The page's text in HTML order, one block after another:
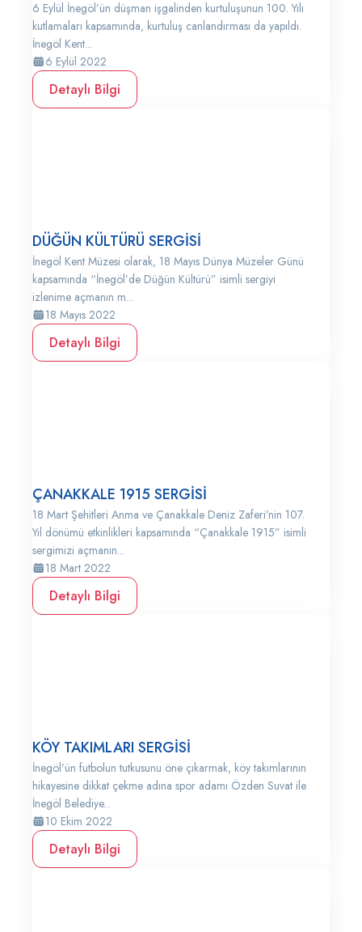
6 Eylül İnegöl’ün düşman işgalinden kurtuluşunun 100. Yılı
kutlamaları kapsamında, kurtuluş canlandırması da yapıldı.
İnegöl Kent...
6 Eylül 2022
Detaylı Bilgi
DÜĞÜN KÜLTÜRÜ SERGİSİ
İnegöl Kent Müzesi olarak, 18 Mayıs Dünya Müzeler Günü
kapsamında “İnegöl’de Düğün Kültürü” isimli sergiyi
izlenime açmanın m...
18 Mayıs 2022
Detaylı Bilgi
ÇANAKKALE 1915 SERGİSİ
18 Mart Şehitleri Anma ve Çanakkale Deniz Zaferi’nin 107.
Yıl dönümü etkinlikleri kapsamında “Çanakkale 1915” isimli
sergimizi açmanın...
18 Mart 2022
Detaylı Bilgi
KÖY TAKIMLARI SERGİSİ
İnegöl’ün futbolun tutkusunu öne çıkarmak, köy takımlarının
hikayesine dikkat çekme adına spor adamı Özden Suvat ile
İnegöl Belediye...
10 Ekim 2022
Detaylı Bilgi